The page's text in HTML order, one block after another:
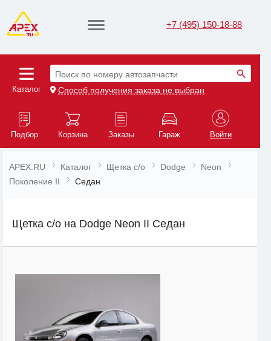
+7 (495) 150-18-88
Каталог
Поиск по номеру автозапчасти
Способ получения заказа не выбран
Подбор Корзина Заказы Гараж Войти
APEX.RU Каталог Щетка с/о Dodge
Neon
Поколение II
Седан
Щетка с/о на Dodge Neon II Седан